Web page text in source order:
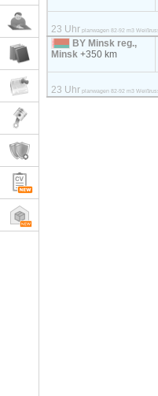
23 Uhr planwagen 82-92 m3
BY Minsk reg.,
Minsk+350 km
23 Uhr planwagen 82-92 m3